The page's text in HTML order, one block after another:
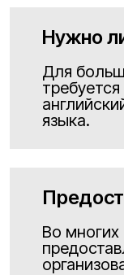
Нужно
Для
языка.
Во многих